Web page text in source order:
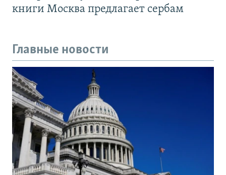
книги Москва предлагает сербам
Главные новости